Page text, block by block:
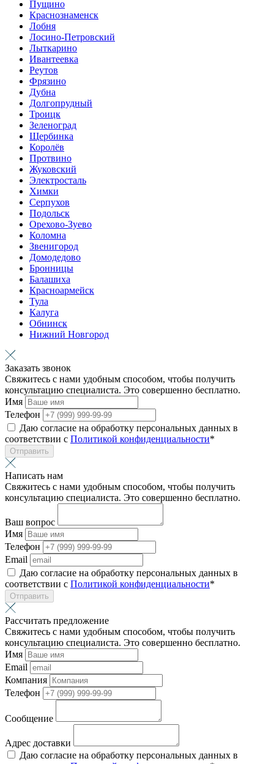
Пущино
Краснознаменск
Лобня
Лосино-Петровский
Лыткарино
Ивантеевка
Реутов
Фрязино
Дубна
Долгопрудный
Троицк
Зеленоград
Щербинка
Королёв
Протвино
Жуковский
Электросталь
Химки
Серпухов
Подольск
Орехово-Зуево
Коломна
Звенигород
Домодедово
Бронницы
Балашиха
Красноармейск
Тула
Калуга
Обнинск
Нижний Новгород
Заказать звонок
Свяжитесь с нами удобным способом, чтобы получить
консультацию специалиста. Это совершенно бесплатно.
Имя
Телефон
Даю согласие на обработку персональных данных в
соответствии с Политикой конфиденциальности*
Отправить
Написать нам
Свяжитесь с нами удобным способом, чтобы получить
консультацию специалиста. Это совершенно бесплатно.
Ваш вопрос
Имя
Телефон
Email
Даю согласие на обработку персональных данных в
соответствии с Политикой конфиденциальности*
Отправить
Рассчитать предложение
Свяжитесь с нами удобным способом, чтобы получить
консультацию специалиста. Это совершенно бесплатно.
Имя
Email
Компания
Телефон
Сообщение
Адрес доставки
Даю согласие на обработку персональных данных в